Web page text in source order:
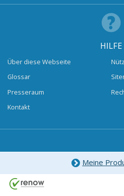
HILFE
Über diese Webseite
Glossar
Presseraum
Kontakt
Meine